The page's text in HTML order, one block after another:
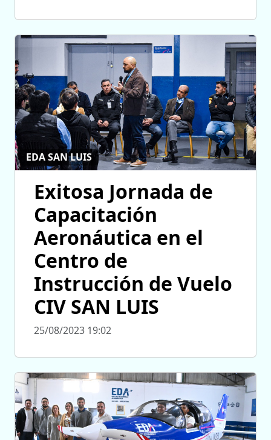
EDA SAN LUIS
Exitosa Jornada de
Capacitación
Aeronáutica en el
Centro de
Instrucción de Vuelo
CIV SAN LUIS
25/08/2023 19:02